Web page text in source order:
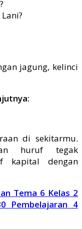
jagung, kelinci
di sekitarmu.
huruf tegak
kapital dengan
Tema 6 Kelas 2
Pembelajaran 4